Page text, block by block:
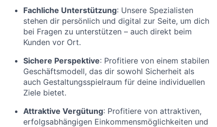
Fachliche Unterstützung: Unsere Spezialisten
stehen dir persönlich und digital zur Seite, um dich
bei Fragen zu unterstützen – auch direkt beim
Kunden vor Ort.
Sichere Perspektive: Profitiere von einem stabilen
Geschäftsmodell, das dir sowohl Sicherheit als
auch Gestaltungsspielraum für deine individuellen
Ziele bietet.
Attraktive Vergütung: Profitiere von attraktiven,
erfolgsabhängigen Einkommensmöglichkeiten und